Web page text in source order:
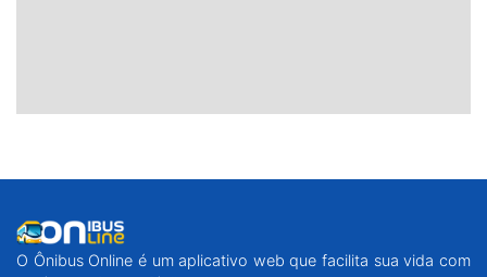
O Ônibus Online é um aplicativo web que facilita sua vida com